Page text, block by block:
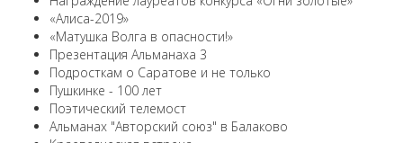
«Алиса-2019»
«Матушка Волга в опасности!»
Презентация Альманаха 3
Подросткам о Саратове и не только
Пушкинке - 100 лет
Поэтический телемост
Альманах "Авторский союз" в Балаково